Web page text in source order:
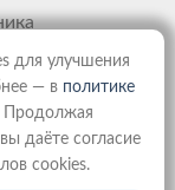
для улучшения
— в политике
Продолжая
даёте согласие
cookies.